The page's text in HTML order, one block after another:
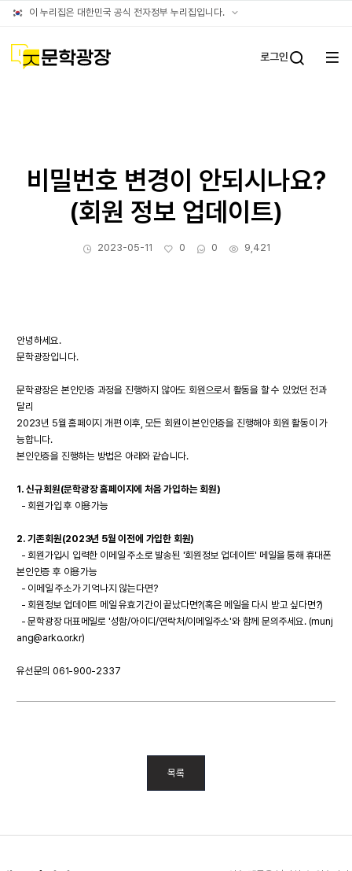
이 누리집은 대한민국 공식 전자정부 누리집입니다. 공식
문학광장 로그인
전체
(대표)
비밀번호 변경이 안되시나요?
(회원 정보 업데이트)
작성일
2023-05-11 좋아요
0 댓글수
0 조회수
9,421
안녕하세요.
문학광장입니다.
문학광장은 본인인증 과정을 진행하지 않아도 회원으로서 활동을 할 수 있었던 전과
달리
2023년 5월 홈페이지 개편 이후, 모든 회원이 본인인증을 진행해야 회원 활동이 가
능합니다.
본인인증을 진행하는 방법은 아래와 같습니다.
1. 신규회원(문학광장 홈페이지에 처음 가입하는 회원)
- 회원가입 후 이용가능
2. 기존회원(2023년 5월 이전에 가입한 회원)
- 회원가입시 입력한 이메일 주소로 발송된 '회원정보 업데이트' 메일을 통해 휴대폰
본인인증 후 이용가능
- 이메일 주소가 기억나지 않는다면?
- 회원정보 업데이트 메일 유효기간이 끝났다면?(혹은 메일을 다시 받고 싶다면?)
- 문학광장 대표메일로 '성함/아이디/연락처/이메일주소'와 함께 문의주세요. (munj
ang@arko.or.kr)
유선문의 061-900-2337
목록